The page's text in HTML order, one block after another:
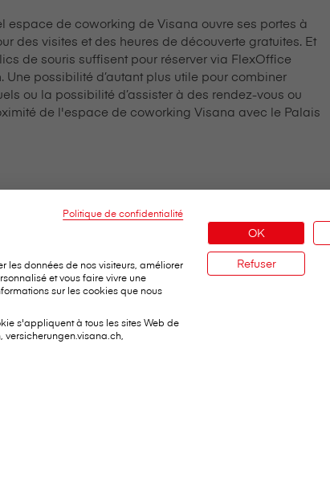
espace de coworking de V⁠i⁠s⁠a⁠n⁠a ouvre ses portes à
des visites et des heures de découverte gratuites. Et
de souris suffisent pour réserver via FlexOffice
possibilité d’autant plus utile pour combiner
ou la possibilité d’assister à des rendez-vous ou
de l'espace de coworking V⁠i⁠s⁠a⁠n⁠a avec le Palais
Politique de confidentialité
les données de nos visiteurs, améliorer
et vous faire vivre une
sur les cookies que nous
s'appliquent à tous les sites Web de
OK
Refuser